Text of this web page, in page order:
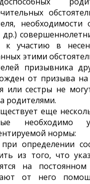
необходимости
к участию в
этими
призывника
от призыва
или сестры не
родителями.
еще
необходимо
нормы:
из того, что
на
от него